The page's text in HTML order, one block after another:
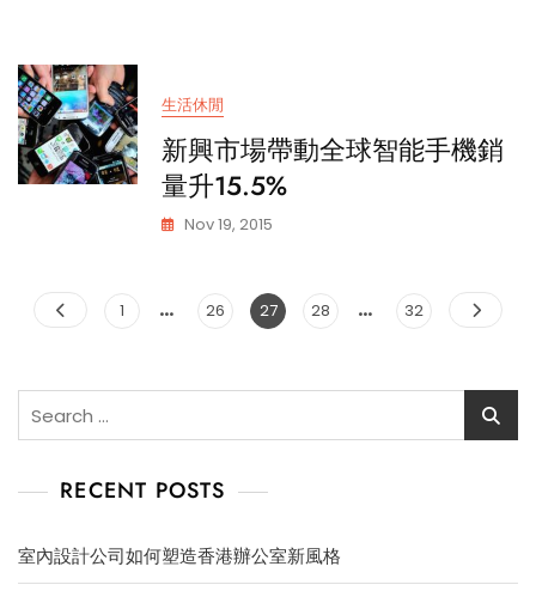
生活休閒
新興市場帶動全球智能手機銷
量升15.5%
Nov 19, 2015
Posts
Page
1 … Page
26 Page
27 Page
28 … Page
32
RECENT POSTS
室內設計公司如何塑造香港辦公室新風格